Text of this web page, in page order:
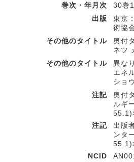
巻次・年月次
30巻
出版
東京
術協
その他のタイトル
奥付
ネツ
その他のタイトル
異な
エネ
ショ
注記
奥付
ルギ
注記
出版
ンタ
NCID